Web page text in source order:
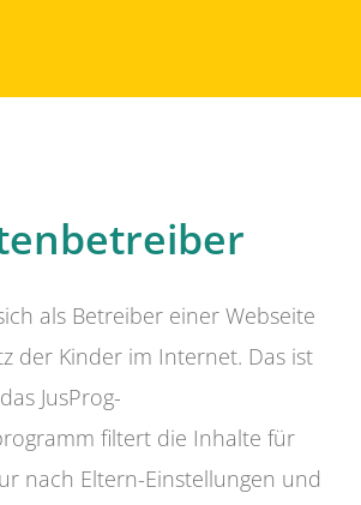
als Betreiber einer Webseite
der Kinder im Internet. Das ist
JusProg-
filtert die Inhalte für
nach Eltern-Einstellungen und